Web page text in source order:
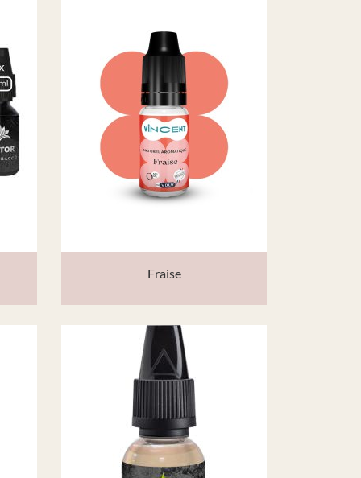
Fraise